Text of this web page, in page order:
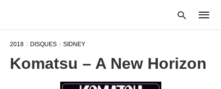
2018 DISQUES SIDNEY
Komatsu – A New Horizon